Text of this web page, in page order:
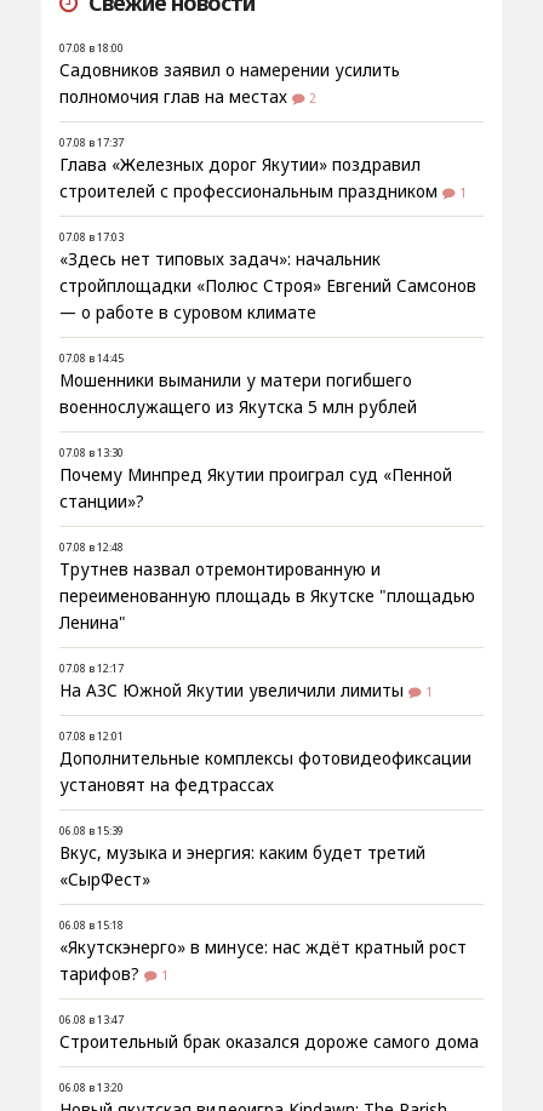
07.08 в 18:00
Садовников заявил о намерении усилить
полномочия глав на местах
2
07.08 в 17:37
Глава «Железных дорог Якутии» поздравил
строителей с профессиональным праздником
1
07.08 в 17:03
«Здесь нет типовых задач»: начальник
стройплощадки «Полюс Строя» Евгений Самсонов
— о работе в суровом климате
07.08 в 14:45
Мошенники выманили у матери погибшего
военнослужащего из Якутска 5 млн рублей
07.08 в 13:30
Почему Минпред Якутии проиграл суд «Пенной
станции»?
07.08 в 12:48
Трутнев назвал отремонтированную и
переименованную площадь в Якутске "площадью
Ленина"
07.08 в 12:17
На АЗС Южной Якутии увеличили лимиты 1
07.08 в 12:01
Дополнительные комплексы фотовидеофиксации
установят на федтрассах
06.08 в 15:39
Вкус, музыка и энергия: каким будет третий
«СырФест»
06.08 в 15:18
«Якутскэнерго» в минусе: нас ждёт кратный рост
тарифов?
1
06.08 в 13:47
Строительный брак оказался дороже самого дома
06.08 в 13:20